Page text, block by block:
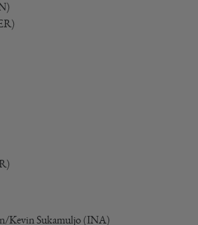
Kevin Sukamuljo (INA)